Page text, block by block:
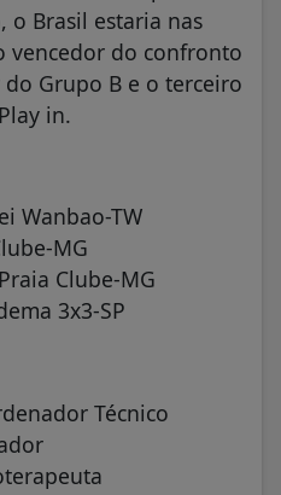
o Brasil estaria nas
vencedor do confronto
Grupo B e o terceiro
in.
Wanbao-TW
MG
Clube-MG
3x3-SP
Técnico